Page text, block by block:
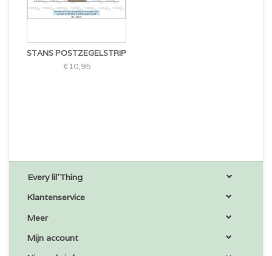
STANS POSTZEGELSTRIP
€10,95
Every lil'Thing
Klantenservice
Meer
Mijn account